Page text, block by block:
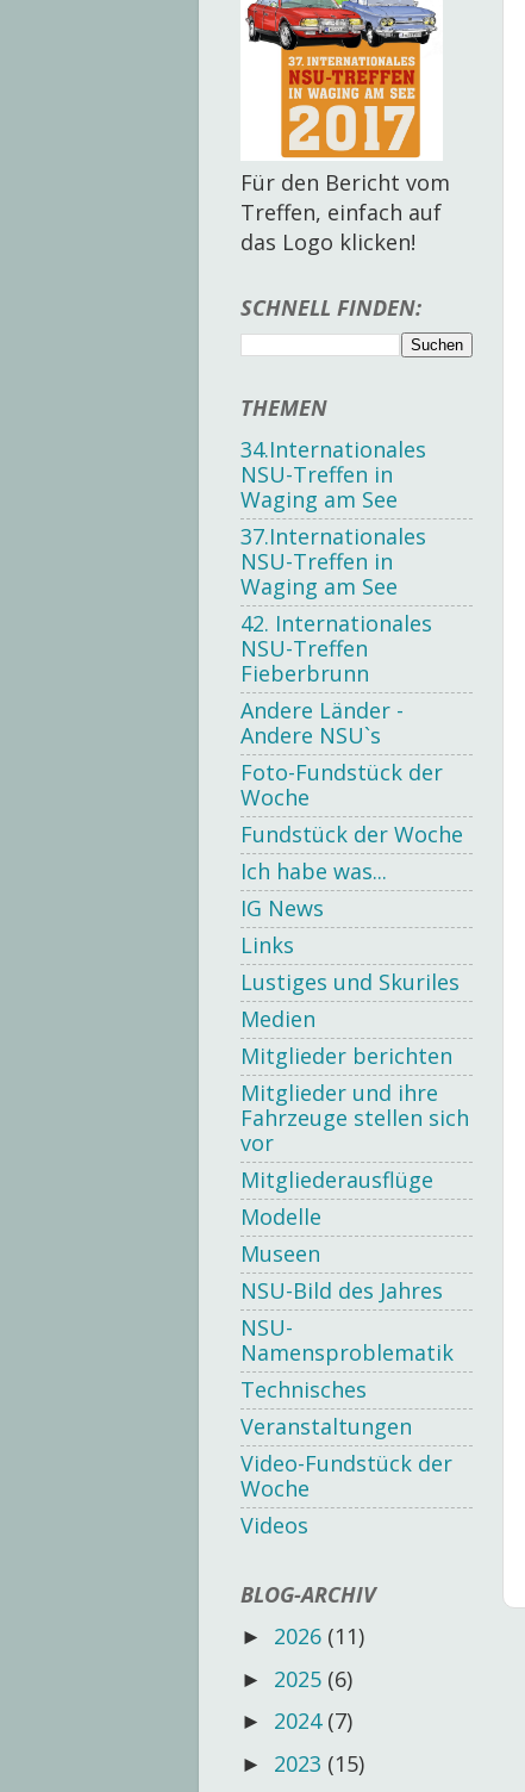
Für den Bericht vom
Treffen, einfach auf
das Logo klicken!
SCHNELL FINDEN:
THEMEN
34.Internationales
NSU-Treffen in
Waging am See
37.Internationales
NSU-Treffen in
Waging am See
42. Internationales
NSU-Treffen
Fieberbrunn
Andere Länder -
Andere NSU`s
Foto-Fundstück der
Woche
Fundstück der Woche
Ich habe was...
IG News
Links
Lustiges und Skuriles
Medien
Mitglieder berichten
Mitglieder und ihre
Fahrzeuge stellen sich
vor
Mitgliederausflüge
Modelle
Museen
NSU-Bild des Jahres
NSU-
Namensproblematik
Technisches
Veranstaltungen
Video-Fundstück der
Woche
Videos
BLOG-ARCHIV
► 2026 (11)
► 2025 (6)
► 2024 (7)
► 2023 (15)